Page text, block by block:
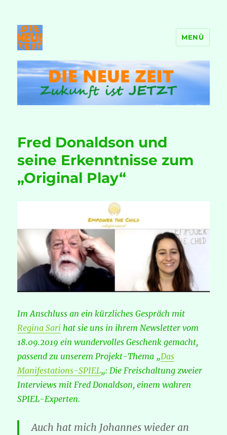
DIE NEUE ZEIT
MENÜ
Fred Donaldson und
seine Erkenntnisse zum
„Original Play“
Im Anschluss an ein kürzliches Gespräch mit
Regina Sari hat sie uns in ihrem Newsletter vom
18.09.2019 ein wundervolles Geschenk gemacht,
passend zu unserem Projekt-Thema „Das
Manifestations-SPIEL„: Die Freischaltung zweier
Interviews mit Fred Donaldson, einem wahren
SPIEL-Experten.
Auch hat mich Johannes wieder an